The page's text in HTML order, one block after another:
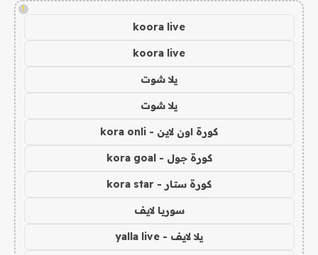
!
koora live
koora live
يلا شوت
يلا شوت
كورة اون لاين - kora onli
كورة جول - kora goal
كورة ستار - kora star
سوريا لايف
يلا لايف - yalla live